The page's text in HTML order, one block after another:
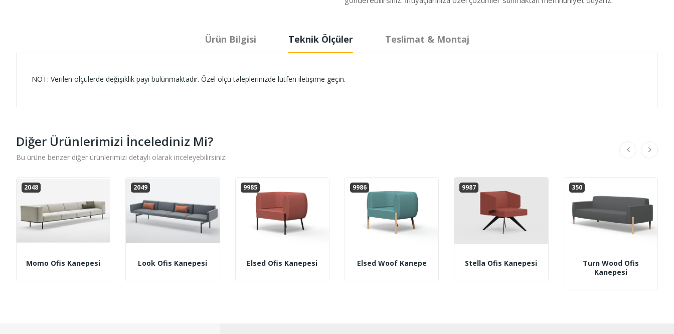
Ürün Bilgisi Teknik Ölçüler Teslimat & Montaj
NOT: Verilen ölçülerde değişiklik payı bulunmaktadır. Özel ölçü taleplerinizde lütfen iletişime geçin.
Diğer Ürünlerimizi İncelediniz Mi?
Bu ürüne benzer diğer ürünlerimizi detaylı olarak inceleyebilirsiniz.
2048
Momo Ofis Kanepesi
2049
Look Ofis Kanepesi
9985
Elsed Ofis Kanepesi
9986
Elsed Woof Kanepe
9987
Stella Ofis Kanepesi
350
Turn Wood Ofis
Kanepesi